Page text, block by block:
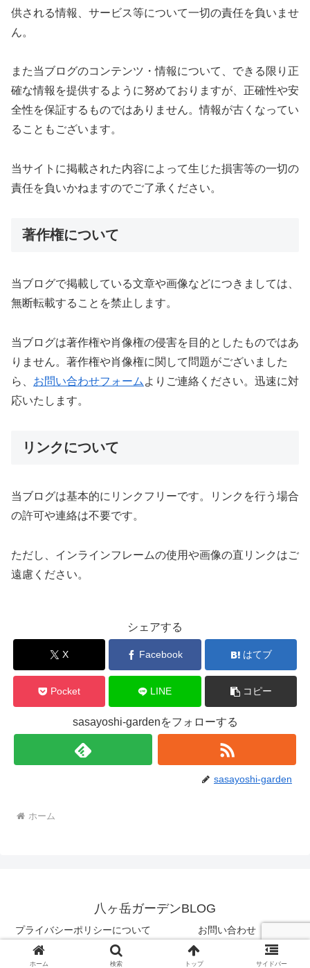
供される情報、サービス等について一切の責任を負いませ
ん。
また当ブログのコンテンツ・情報について、できる限り正
確な情報を提供するように努めておりますが、正確性や安
全性を保証するものではありません。情報が古くなってい
ることもございます。
当サイトに掲載された内容によって生じた損害等の一切の
責任を負いかねますのでご了承ください。
著作権について
当ブログで掲載している文章や画像などにつきましては、
無断転載することを禁止します。
当ブログは著作権や肖像権の侵害を目的としたものではあ
りません。著作権や肖像権に関して問題がございました
ら、 お問い合わせフォーム よりご連絡ください。迅速に対
応いたします。
リンクについて
当ブログは基本的にリンクフリーです。リンクを行う場合
の許可や連絡は不要です。
ただし、インラインフレームの使用や画像の直リンクはご
遠慮ください。
シェアする
X Facebook はてブ
Pocket LINE コピー
sasayoshi-gardenをフォローする
sasayoshi-garden
ホーム
八ヶ岳ガーデンBLOG
プライバシーポリシーについて お問い合わせ
© 2024 八ヶ岳ガーデンBLOG.
ホーム 検索 トップ サイドバー